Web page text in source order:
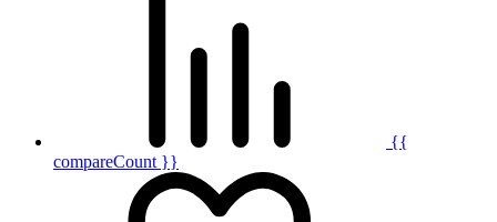
{{
compareCount }}